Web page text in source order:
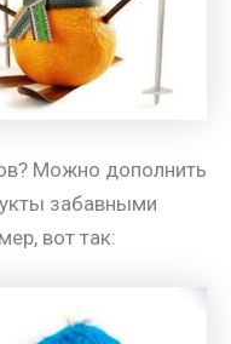
Можно дополнить
забавными
вот так: